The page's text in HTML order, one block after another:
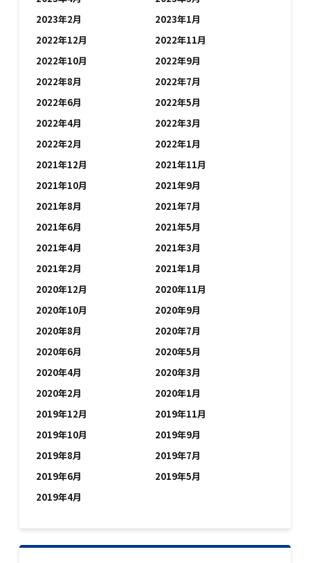
2023年2月
2023年1月
2022年12月
2022年11月
2022年10月
2022年9月
2022年8月
2022年7月
2022年6月
2022年5月
2022年4月
2022年3月
2022年2月
2022年1月
2021年12月
2021年11月
2021年10月
2021年9月
2021年8月
2021年7月
2021年6月
2021年5月
2021年4月
2021年3月
2021年2月
2021年1月
2020年12月
2020年11月
2020年10月
2020年9月
2020年8月
2020年7月
2020年6月
2020年5月
2020年4月
2020年3月
2020年2月
2020年1月
2019年12月
2019年11月
2019年10月
2019年9月
2019年8月
2019年7月
2019年6月
2019年5月
2019年4月